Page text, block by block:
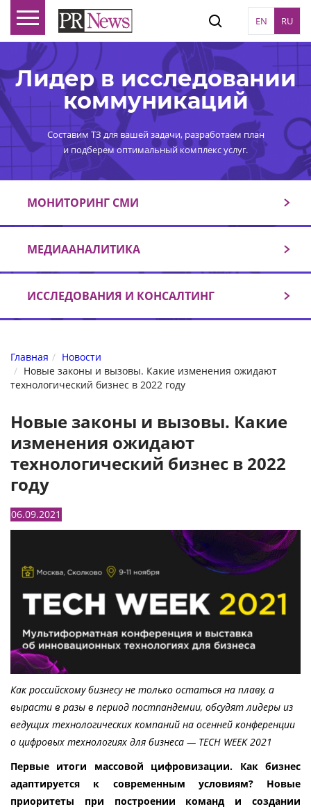
EN RU
Лидер в исследовании
коммуникаций
Составим ТЗ для вашей задачи, разработаем план
и подберем оптимальный комплекс услуг.
МОНИТОРИНГ СМИ
МЕДИААНАЛИТИКА
ИССЛЕДОВАНИЯ И КОНСАЛТИНГ
Главная
Новости
Новые законы и вызовы. Какие изменения ожидают
технологический бизнес в 2022 году
Новые законы и вызовы. Какие
изменения ожидают
технологический бизнес в 2022
году
06.09.2021
Как российскому бизнесу не только остаться на плаву, а
вырасти в разы в период постпандемии, обсудят лидеры из
ведущих технологических компаний на осенней конференции
о цифровых технологиях для бизнеса — TECH WEEK 2021
Первые итоги массовой цифровизации. Как бизнес
адаптируется к современным условиям? Новые
приоритеты при построении команд и создании